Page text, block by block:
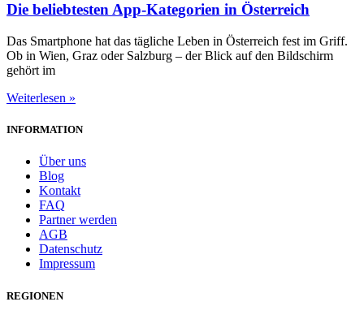
Die beliebtesten App-Kategorien in Österreich
Das Smartphone hat das tägliche Leben in Österreich fest im Griff.
Ob in Wien, Graz oder Salzburg – der Blick auf den Bildschirm
gehört im
Weiterlesen »
INFORMATION
Über uns
Blog
Kontakt
FAQ
Partner werden
AGB
Datenschutz
Impressum
REGIONEN